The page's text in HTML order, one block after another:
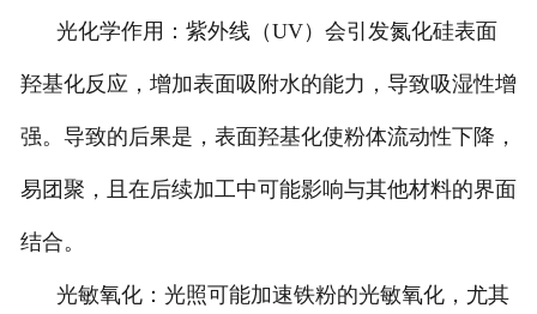
光化学作用：紫外线（UV）会引发氮化硅表面
羟基化反应，增加表面吸附水的能力，导致吸湿性增
强。导致的后果是，表面羟基化使粉体流动性下降，
易团聚，且在后续加工中可能影响与其他材料的界面
结合。
光敏氧化：光照可能加速铁粉的光敏氧化，尤其